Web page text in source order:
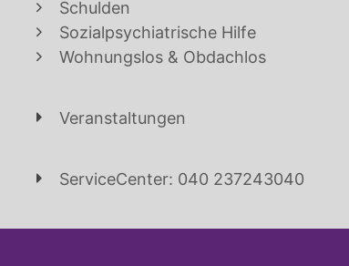
Schulden
Sozialpsychiatrische Hilfe
Wohnungslos & Obdachlos
Veranstaltungen
ServiceCenter: 040 237243040